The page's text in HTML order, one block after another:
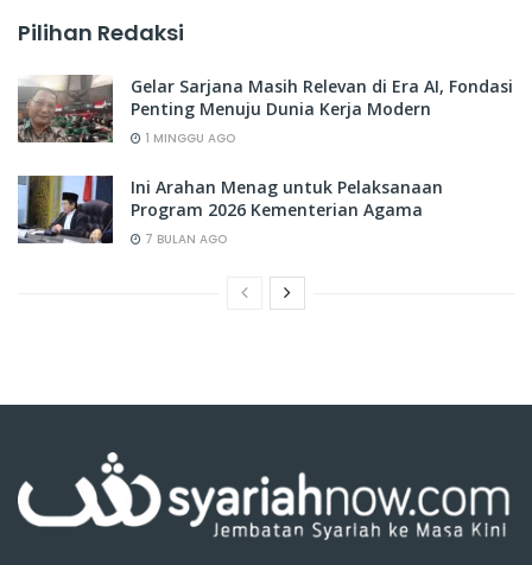
Pilihan Redaksi
Gelar Sarjana Masih Relevan di Era AI, Fondasi
Penting Menuju Dunia Kerja Modern
1 MINGGU AGO
Ini Arahan Menag untuk Pelaksanaan
Program 2026 Kementerian Agama
7 BULAN AGO